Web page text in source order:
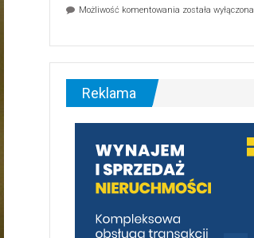
Możliwość komentowania Ekologiczne
–
malownicza
[fotorelacja]
została wyłączona
Reklama